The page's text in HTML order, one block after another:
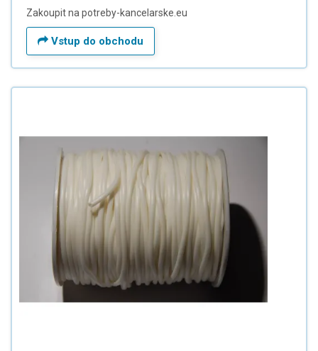
Zakoupit na potreby-kancelarske.eu
Vstup do obchodu